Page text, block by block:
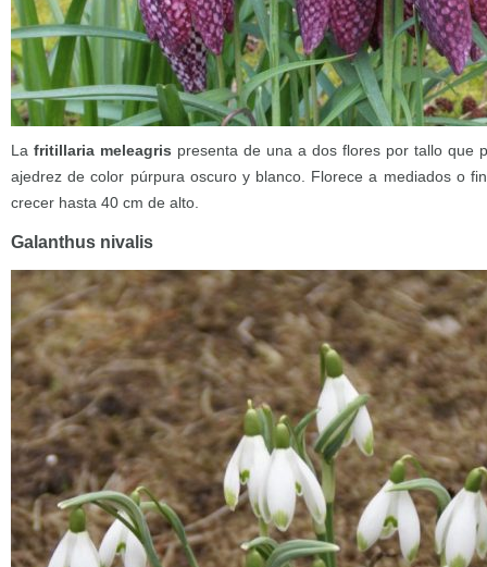
La fritillaria meleagris presenta de una a dos flores por tallo que
ajedrez de color púrpura oscuro y blanco. Florece a mediados o
crecer hasta 40 cm de alto.
Galanthus nivalis